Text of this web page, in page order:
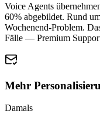
Voice Agents
60% abgebildet. Rund
Wochenend-Problem.
Fälle — Premium
Mehr
Damals